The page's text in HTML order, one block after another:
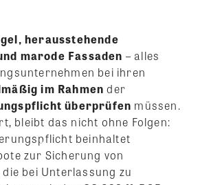
herausstehende
marode Fassaden – alles
bei ihren
im Rahmen der
überprüfen müssen.
bleibt das nicht ohne Folgen:
beinhaltet
zur Sicherung von
bei Unterlassung zu